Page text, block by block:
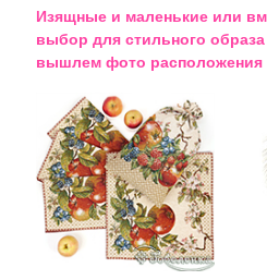
Изящные и маленькие или
выбор для стильного
вышлем фото расположения